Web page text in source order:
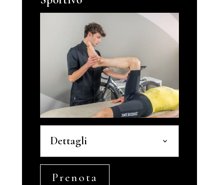
Dettagli
Prenota